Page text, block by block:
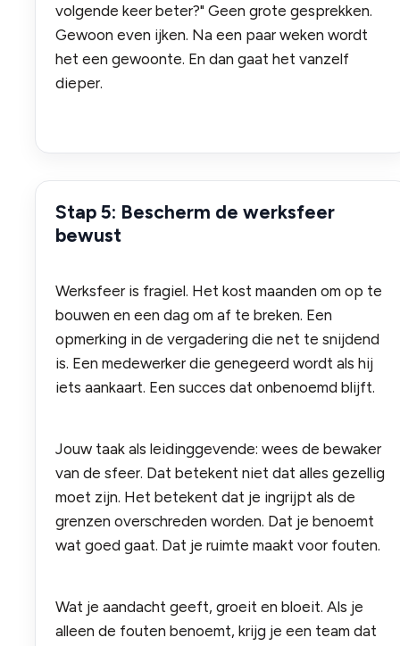
volgende keer beter?" Geen grote gesprekken.
Gewoon even ijken. Na een paar weken wordt
het een gewoonte. En dan gaat het vanzelf
dieper.
Stap 5: Bescherm de werksfeer
bewust
Werksfeer is fragiel. Het kost maanden om op te
bouwen en een dag om af te breken. Een
opmerking in de vergadering die net te snijdend
is. Een medewerker die genegeerd wordt als hij
iets aankaart. Een succes dat onbenoemd blijft.
Jouw taak als leidinggevende: wees de bewaker
van de sfeer. Dat betekent niet dat alles gezellig
moet zijn. Het betekent dat je ingrijpt als de
grenzen overschreden worden. Dat je benoemt
wat goed gaat. Dat je ruimte maakt voor fouten.
Wat je aandacht geeft, groeit en bloeit. Als je
alleen de fouten benoemt, krijg je een team dat